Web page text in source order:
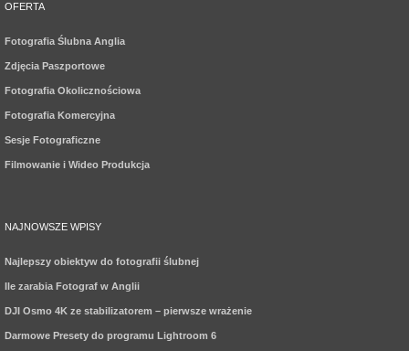
OFERTA
Fotografia Ślubna Anglia
Zdjęcia Paszportowe
Fotografia Okolicznościowa
Fotografia Komercyjna
Sesje Fotograficzne
Filmowanie i Wideo Produkcja
NAJNOWSZE WPISY
Najlepszy obiektyw do fotografii ślubnej
Ile zarabia Fotograf w Anglii
DJI Osmo 4K ze stabilizatorem – pierwsze wrażenie
Darmowe Presety do programu Lightroom 6